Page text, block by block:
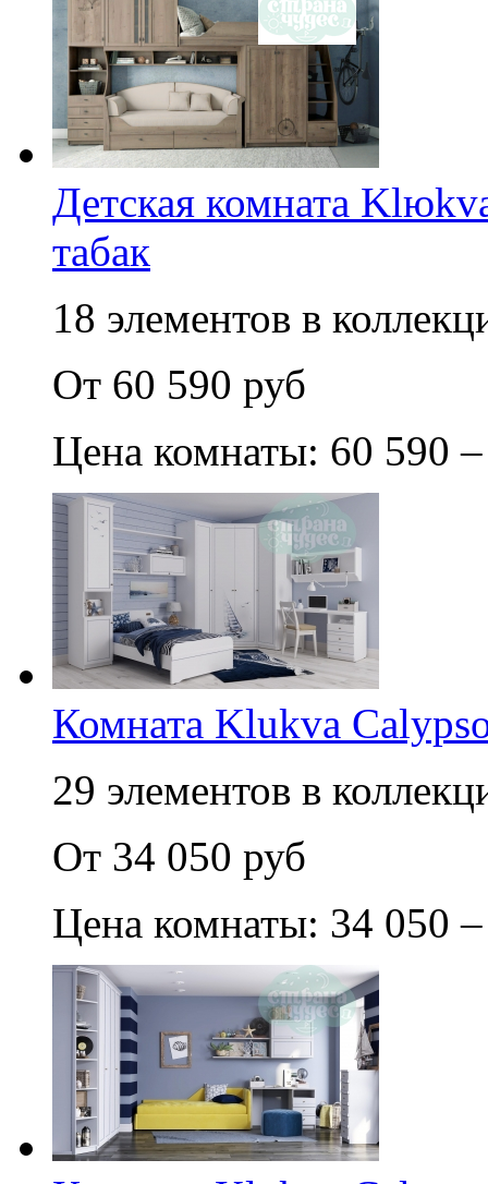
Детская комната
табак
18 элементов в
От 60 590 руб
Цена комнаты: 60 590
Комната Klukva
29 элементов в
От 34 050 руб
Цена комнаты: 34 050